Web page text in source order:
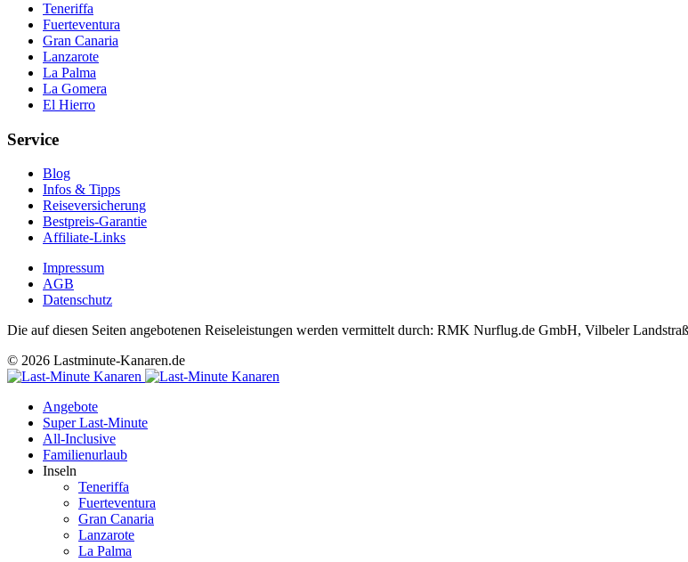
Teneriffa
Fuerteventura
Gran Canaria
Lanzarote
La Palma
La Gomera
El Hierro
Service
Blog
Infos & Tipps
Reiseversicherung
Bestpreis-Garantie
Affiliate-Links
Impressum
AGB
Datenschutz
Die auf diesen Seiten angebotenen Reiseleistungen werden vermittelt durch: RMK Nurflug.de GmbH, Vilbeler
© 2026 Lastminute-Kanaren.de
Angebote
Super Last-Minute
All-Inclusive
Familienurlaub
Inseln
Teneriffa
Fuerteventura
Gran Canaria
Lanzarote
La Palma